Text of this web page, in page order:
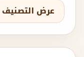
عرض التصنيف